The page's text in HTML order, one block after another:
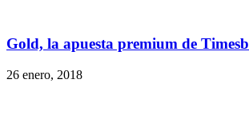
Gold, la apuesta premium de
26 enero, 2018